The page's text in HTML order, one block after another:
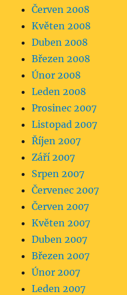
Červen 2008
Květen 2008
Duben 2008
Březen 2008
Únor 2008
Leden 2008
Prosinec 2007
Listopad 2007
Říjen 2007
Září 2007
Srpen 2007
Červenec 2007
Červen 2007
Květen 2007
Duben 2007
Březen 2007
Únor 2007
Leden 2007